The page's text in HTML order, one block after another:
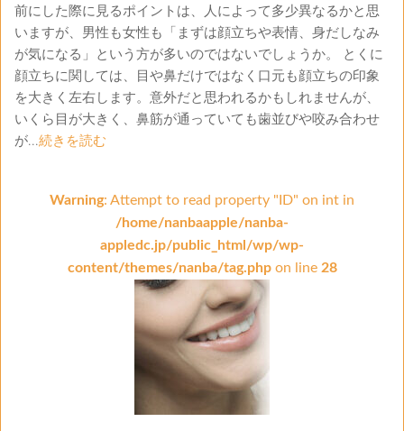
前にした際に見るポイントは、人によって多少異なるかと思
いますが、男性も女性も「まずは顔立ちや表情、身だしなみ
が気になる」という方が多いのではないでしょうか。 とくに
顔立ちに関しては、目や鼻だけではなく口元も顔立ちの印象
を大きく左右します。意外だと思われるかもしれませんが、
いくら目が大きく、鼻筋が通っていても歯並びや咬み合わせ
が...続きを読む
Warning: Attempt to read property "ID" on int in
/home/nanbaapple/nanba-
appledc.jp/public_html/wp/wp-
content/themes/nanba/tag.phpon line 28